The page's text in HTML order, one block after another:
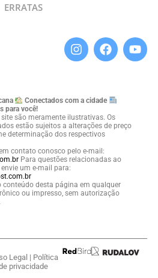
ERRATAS
Conectados com a cidade
para você!
são meramente ilustrativas. Os
estão sujeitos a alterações de preço
determinação dos respectivos
contato conosco pelo e-mail:
Para questões relacionadas ao
um e-mail para:
conteúdo desta página em qualquer
ou impresso, sem autorização
Legal | Política
privacidade